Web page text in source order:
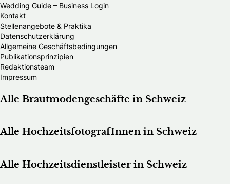
Wedding Guide – Business Login
Kontakt
Stellenangebote & Praktika
Datenschutzerklärung
Allgemeine Geschäftsbedingungen
Publikationsprinzipien
Redaktionsteam
Impressum
Alle Brautmodengeschäfte in Schweiz
Alle HochzeitsfotografInnen in Schweiz
Alle Hochzeitsdienstleister in Schweiz